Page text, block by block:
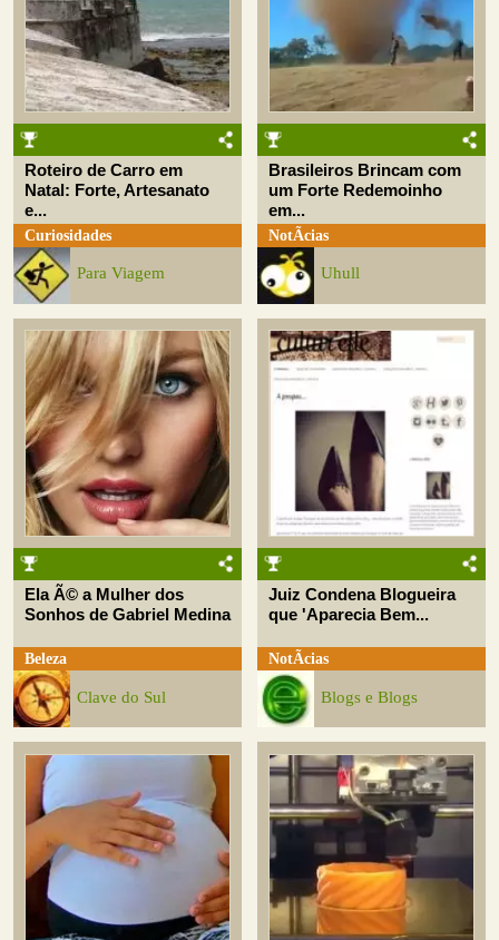
Roteiro de Carro em
Natal: Forte, Artesanato
e...
Curiosidades
Para Viagem
Brasileiros Brincam com
um Forte Redemoinho
em...
NotÃ­cias
Uhull
Ela Ã© a Mulher dos
Sonhos de Gabriel Medina
Beleza
Clave do Sul
Juiz Condena Blogueira
que 'Aparecia Bem...
NotÃ­cias
Blogs e Blogs